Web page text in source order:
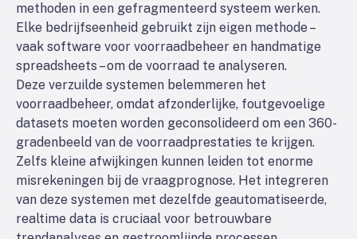
methoden in een gefragmenteerd systeem werken.
Elke bedrijfseenheid gebruikt zijn eigen methode –
vaak software voor voorraadbeheer en handmatige
spreadsheets – om de voorraad te analyseren.
Deze verzuilde systemen belemmeren het
voorraadbeheer, omdat afzonderlijke, foutgevoelige
datasets moeten worden geconsolideerd om een 360-
gradenbeeld van de voorraadprestaties te krijgen.
Zelfs kleine afwijkingen kunnen leiden tot enorme
misrekeningen bij de vraagprognose. Het integreren
van deze systemen met dezelfde geautomatiseerde,
realtime data is cruciaal voor betrouwbare